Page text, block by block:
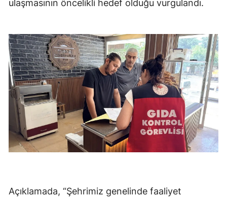
ulaşmasının öncelikli hedef olduğu vurgulandı.
Açıklamada, “Şehrimiz genelinde faaliyet